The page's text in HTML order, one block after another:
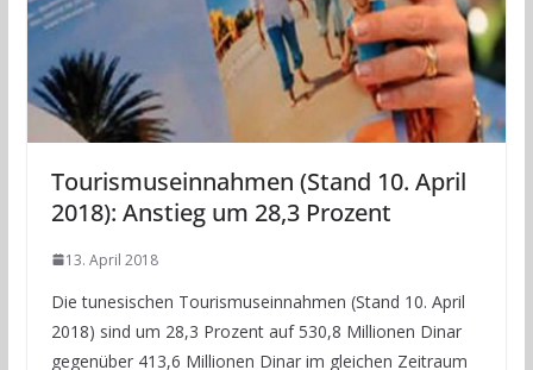
Tourismuseinnahmen (Stand 10. April
2018): Anstieg um 28,3 Prozent
13. April 2018
Die tunesischen Tourismuseinnahmen (Stand 10. April
2018) sind um 28,3 Prozent auf 530,8 Millionen Dinar
gegenüber 413,6 Millionen Dinar im gleichen Zeitraum